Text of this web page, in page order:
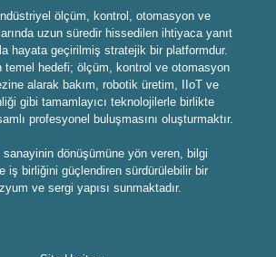
ölçüm, kontrol, otomasyon ve
uzun süredir hissedilen ihtiyaca yanıt
hayata geçirilmiş stratejik bir platformdur.
temel hedefi; ölçüm, kontrol ve otomasyon
alarak bakım, robotik üretim, IIoT ve
gibi tamamlayıcı teknolojilerle birlikte
profesyonel buluşmasını oluşturmaktır.
sanayinin dönüşümüne yön veren, bilgi
iş birliğini güçlendiren sürdürülebilir bir
ve sergi yapısı sunmaktadır.